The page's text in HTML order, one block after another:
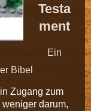
Testa
ment
Ein
Bibel
Zugang zum
darum,